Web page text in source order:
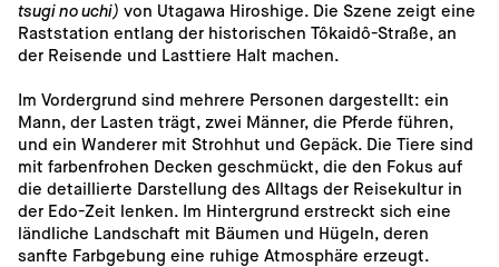
tsugi no uchi) von Utagawa Hiroshige. Die Szene zeigt eine
Raststation entlang der historischen Tôkaidô-Straße, an
der Reisende und Lasttiere Halt machen.
Im Vordergrund sind mehrere Personen dargestellt: ein
Mann, der Lasten trägt, zwei Männer, die Pferde führen,
und ein Wanderer mit Strohhut und Gepäck. Die Tiere sind
mit farbenfrohen Decken geschmückt, die den Fokus auf
die detaillierte Darstellung des Alltags der Reisekultur in
der Edo-Zeit lenken. Im Hintergrund erstreckt sich eine
ländliche Landschaft mit Bäumen und Hügeln, deren
sanfte Farbgebung eine ruhige Atmosphäre erzeugt.